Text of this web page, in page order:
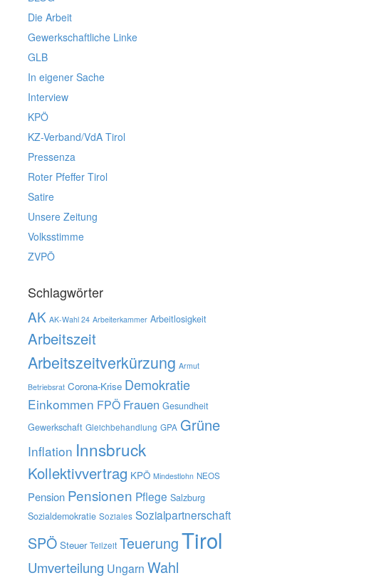
Die Arbeit
Gewerkschaftliche Linke
GLB
In eigener Sache
Interview
KPÖ
KZ-Verband/VdA Tirol
Pressenza
Roter Pfeffer Tirol
Satire
Unsere Zeitung
Volksstimme
ZVPÖ
Schlagwörter
AK AK-Wahl 24 Arbeiterkammer Arbeitlosigkeit
Arbeitszeit
Arbeitszeitverkürzung Armut
Betriebsrat Corona-Krise Demokratie
Einkommen FPÖ Frauen Gesundheit
Gewerkschaft Gleichbehandlung GPA Grüne
Inflation Innsbruck
Kollektivvertrag KPÖ Mindestlohn NEOS
Pension Pensionen Pflege Salzburg
Sozialdemokratie Soziales Sozialpartnerschaft
SPÖ Steuer Teilzeit TeuerungTirol
Umverteilung Ungarn Wahl